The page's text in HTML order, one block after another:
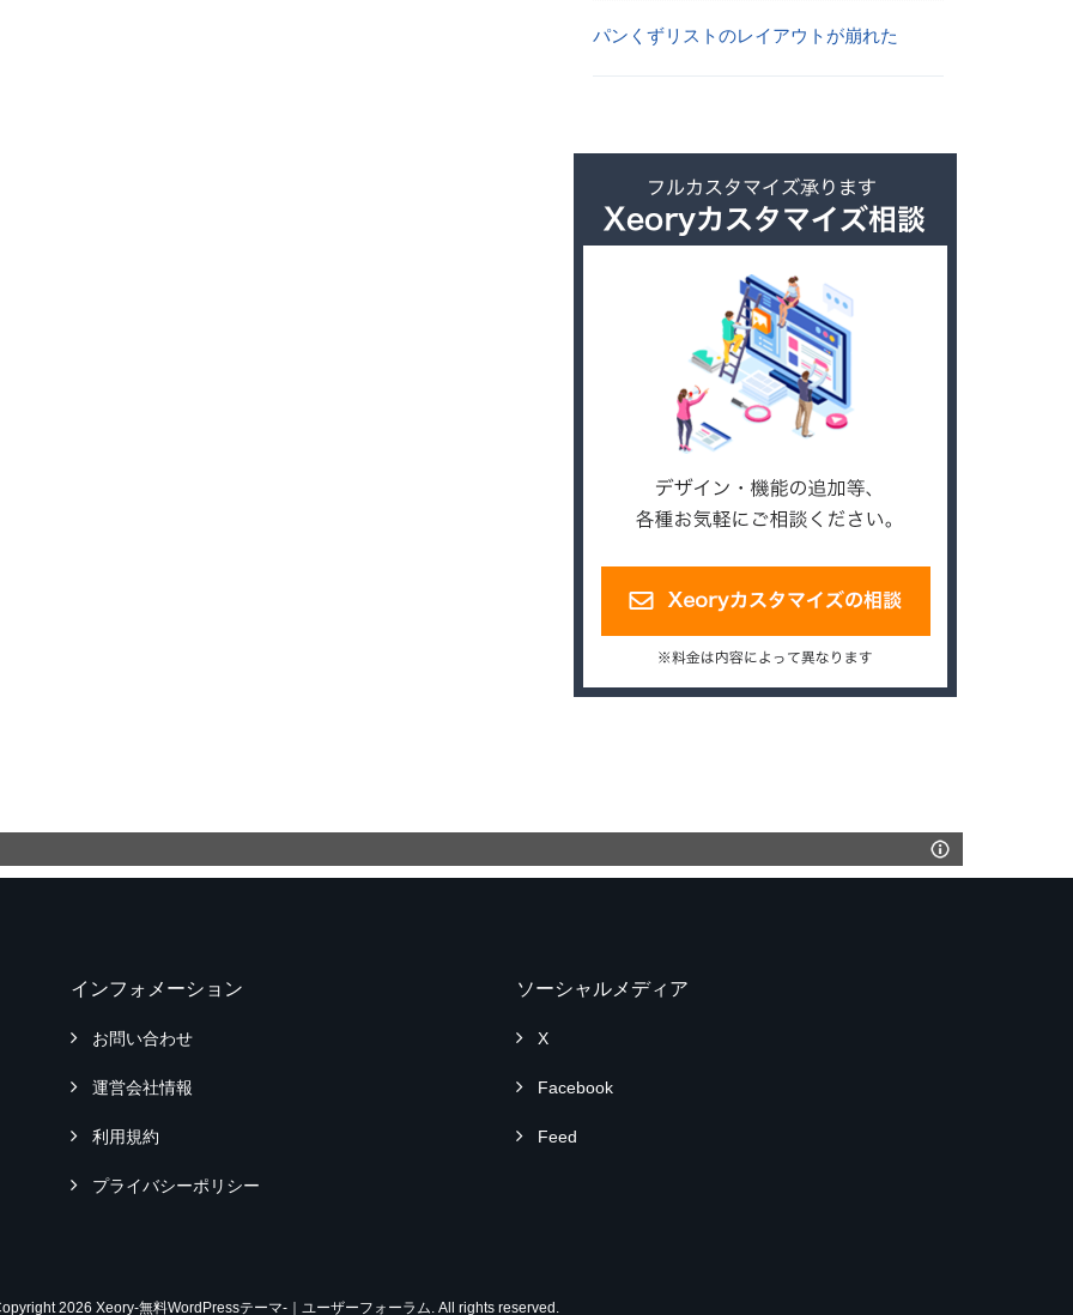
パンくずリストのレイアウトが崩れた
インフォメーション
お問い合わせ
運営会社情報
利用規約
プライバシーポリシー
ソーシャルメディア
X
Facebook
Feed
2026 Xeory-無料WordPressテーマ-｜ユーザーフォーラム. All rights reserved.